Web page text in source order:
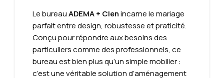
Le bureauADEMA + Clenincarne le mariage
parfait entre design, robustesse et praticité.
Conçu pour répondre aux besoins des
particuliers comme des professionnels, ce
bureau est bien plus qu’un simple mobilier :
c’est une véritable solution d’aménagement